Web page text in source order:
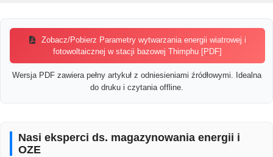
Zobacz/Pobierz Parametry wytwarzania energii wiatrowej i
fotowoltaicznej w stacji bazowej Thimphu [PDF]
Wersja PDF zawiera pełny artykuł z odniesieniami źródłowymi. Idealna
do druku i czytania offline.
Nasi eksperci ds. magazynowania energii i
OZE